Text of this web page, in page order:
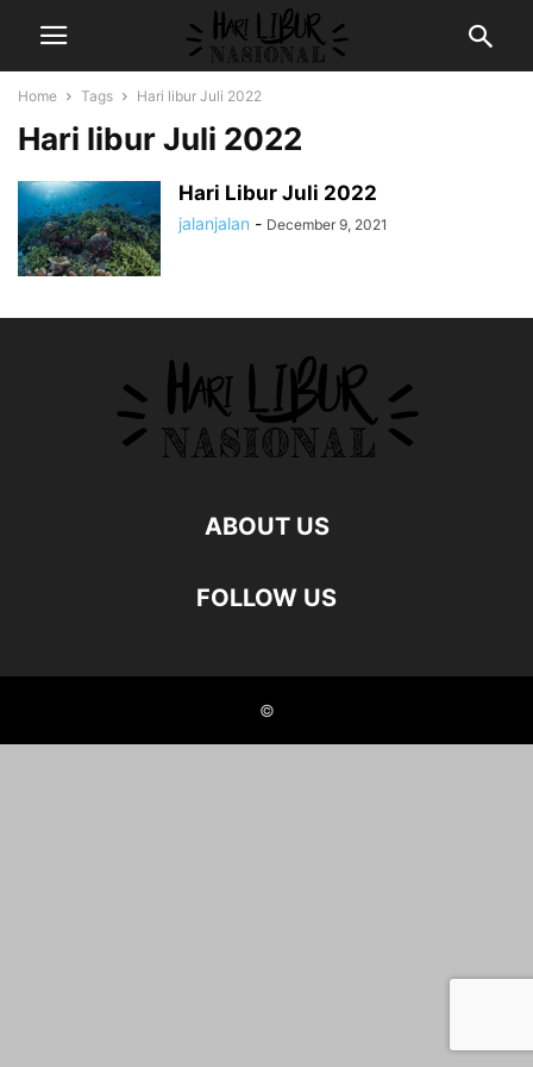
Home Tags Hari libur Juli 2022
Hari libur Juli 2022
Hari Libur Juli 2022
jalanjalan - December 9, 2021
ABOUT US
FOLLOW US
©